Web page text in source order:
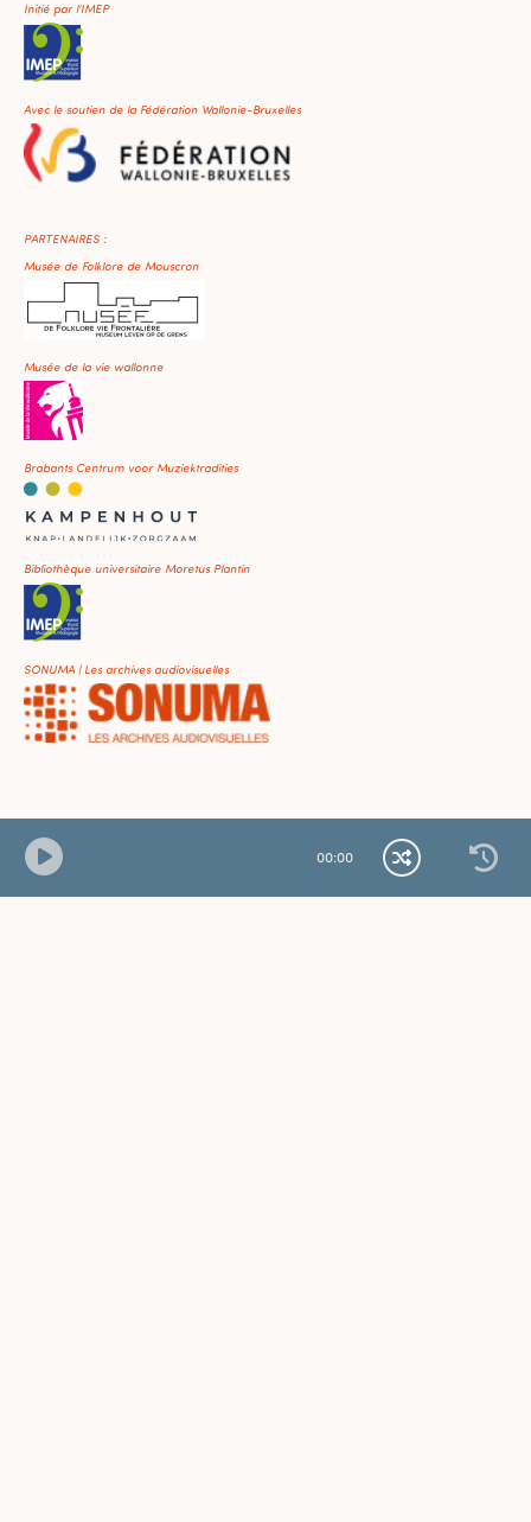
Initié par l'IMEP
Avec le soutien de la Fédération Wallonie-Bruxelles
PARTENAIRES :
Musée de Folklore de Mouscron
Musée de la vie wallonne
Brabants Centrum voor Muziektradities
Bibliothèque universitaire Moretus Plantin
SONUMA | Les archives audiovisuelles
00:00